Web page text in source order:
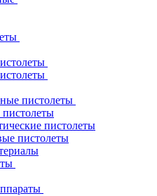
пистолеты
пистолеты
пистолеты
пистолеты